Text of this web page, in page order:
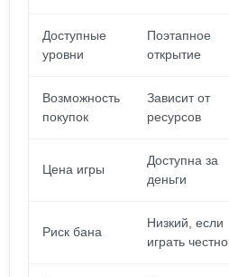
Доступные
уровни
Поэтапное
открытие
Возможность
покупок
Зависит от
ресурсов
Цена игры
Доступна за
деньги
Риск бана
Низкий, если
играть честно